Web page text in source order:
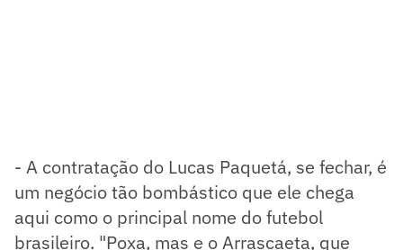
- A contratação do Lucas Paquetá, se fechar, é
um negócio tão bombástico que ele chega
aqui como o principal nome do futebol
brasileiro. "Poxa, mas e o Arrascaeta, que